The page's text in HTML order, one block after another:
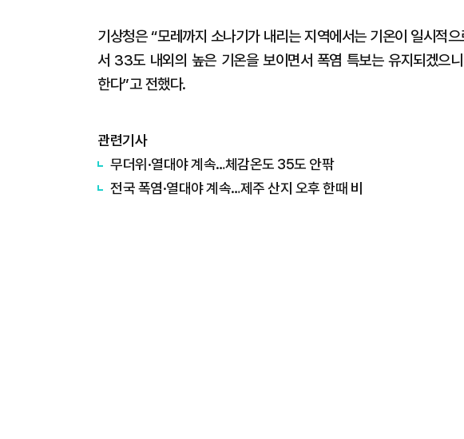
기상청은 “모레까지 소나기가 내리는 지역에서는 기온이 일시적
서 33도 내외의 높은 기온을 보이면서 폭염 특보는 유지되겠으
한다”고 전했다.
관련기사
무더위·열대야 계속…체감온도 35도 안팎
전국 폭염·열대야 계속…제주 산지 오후 한때 비